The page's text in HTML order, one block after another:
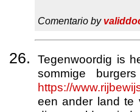
Comentario by
Tegenwoordig is
sommige
https://
een ander land te